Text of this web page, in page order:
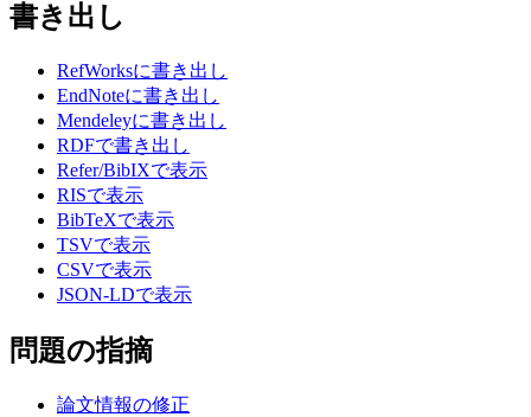
書き出し
RefWorksに書き出し
EndNoteに書き出し
Mendeleyに書き出し
RDFで書き出し
Refer/BibIXで表示
RISで表示
BibTeXで表示
TSVで表示
CSVで表示
JSON-LDで表示
問題の指摘
論文情報の修正